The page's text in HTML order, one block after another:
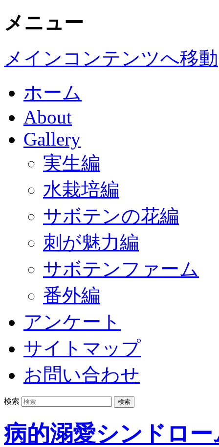
メニュー
メインコンテンツへ移動
ホーム
About
Gallery
実生編
水栽培編
サボテンの花編
刺が魅力編
サボテンファーム
番外編
アンケート
サイトマップ
お問い合わせ
検索
病的溺愛シンドロー